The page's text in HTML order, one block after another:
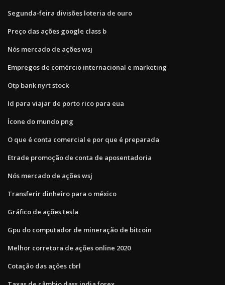
Segunda-feira divisões loteria de ouro
Preço das ações google class b
Nós mercado de ações wsj
Empregos de comércio internacional e marketing
Otp bank nyrt stock
Id para viajar de porto rico para eua
Ícone do mundo png
O que é conta comercial e por que é preparada
Etrade promoção de conta de aposentadoria
Nós mercado de ações wsj
Transferir dinheiro para o méxico
Gráfico de ações tesla
Gpu do computador de mineração de bitcoin
Melhor corretora de ações online 2020
Cotação das ações cbrl